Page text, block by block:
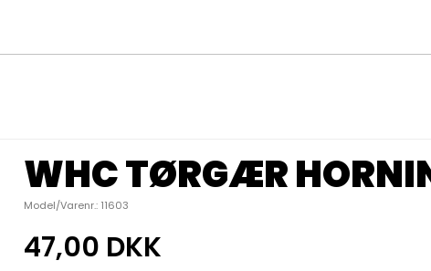
WHC TØRGÆR
Model/Varenr.: 11603
47,00 DKK